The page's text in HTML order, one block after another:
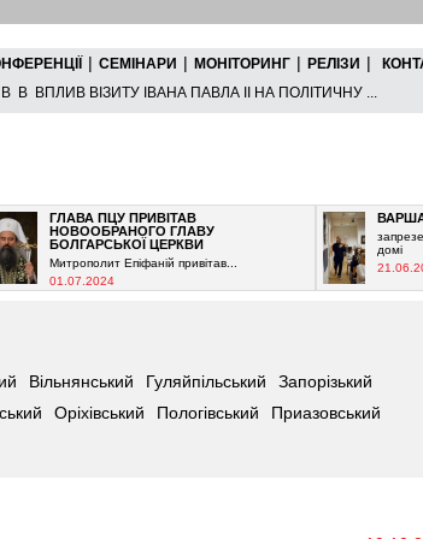
| СЕМІНАРИ | МОНІТОРИНГ | РЕЛІЗИ |
В ВПЛИВ ВІЗИТУ ІВАНА ПАВЛА ІІ НА ПОЛІТИЧНУ ...
ГЛАВА ПЦУ ПРИВІТАВ
НОВООБРАНОГО ГЛАВУ
БОЛГАРСЬКОЇ ЦЕРКВИ
Митрополит Епіфаній привітав...
01.07.2024
ВАРШАВА.
домі
21.06.2024
Вільнянський Гуляйпільський
Запорізький
Оріхівський Пологівський
Приазовський